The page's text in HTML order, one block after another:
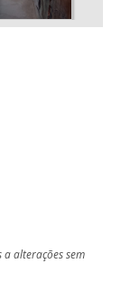
alterações sem